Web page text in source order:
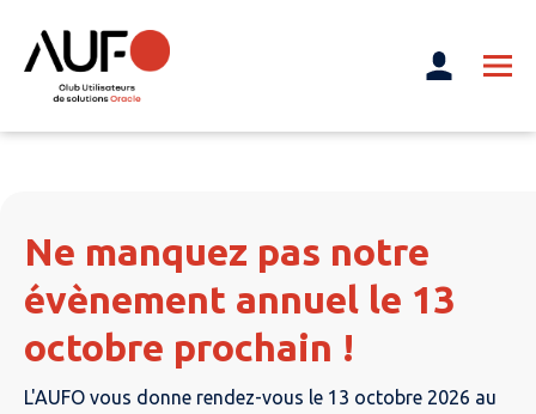
Ne manquez pas notre
évènement annuel le 13
octobre prochain !
L'AUFO vous donne rendez-vous le 13 octobre 2026 au